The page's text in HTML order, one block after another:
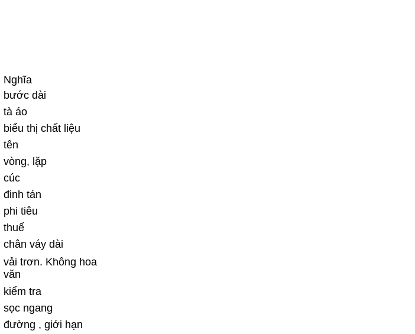
Nghĩa
bước dài
tà áo
biểu thị chất liệu
tên
vòng, lặp
cúc
đinh tán
phi tiêu
thuế
chân váy dài
vải trơn. Không hoa
văn
kiểm tra
sọc ngang
đường , giới hạn